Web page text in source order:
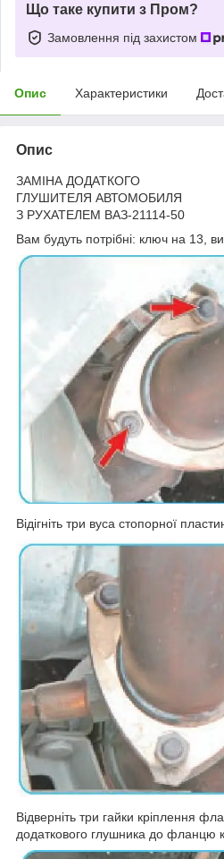
Що таке купити з Пром?
Замовлення під захистом
Опис Характеристики
Опис
ЗАМІНА ДОДАТКОГО
ГЛУШИТЕЛЯ АВТОМОБИЛЯ
З РУХАТЕЛЕМ ВАЗ-21114-50
Вам будуть потрібні: ключ на 13,
Відігніть три вуса стопорної
Відверніть три гайки кріплення
додаткового глушника до фланцю